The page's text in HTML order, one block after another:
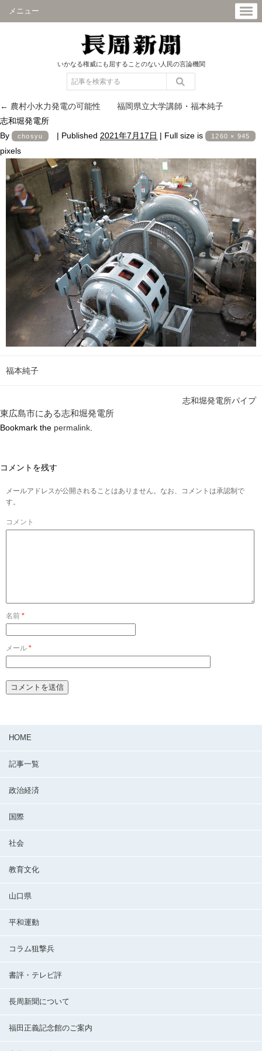
メニュー
いかなる権威にも屈することのない人民の言論機関
← 農村小水力発電の可能性 福岡県立大学講師・福本純子
志和堀発電所
By
chosyu | Published 2021年7月17日 | Full size is 1260 × 945
pixels
福本純子
志和堀発電所パイプ
東広島市にある志和堀発電所
Bookmark the permalink
コメントを残す
メールアドレスが公開されることはありません。なお、コメントは承認制で
す。
コメント
名前 *
メール *
HOME
記事一覧
政治経済
国際
社会
教育文化
山口県
平和運動
コラム狙撃兵
書評・テレビ評
長周新聞について
福田正義記念館のご案内